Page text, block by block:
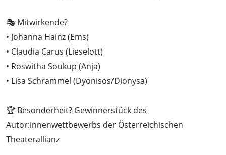
🎭 Mitwirkende?
• Johanna Hainz (Ems)
• Claudia Carus (Lieselott)
• Roswitha Soukup (Anja)
• Lisa Schrammel (Dyonisos/Dionysa)
🏆 Besonderheit? Gewinnerstück des
Autor:innenwettbewerbs der Österreichischen
Theaterallianz